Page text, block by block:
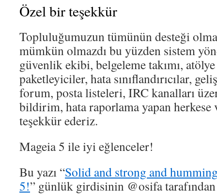
Özel bir teşekkür
Topluluğumuzun tümünün desteği
mümkün olmazdı bu yüzden sistem
güvenlik ekibi, belgeleme takımı,
paketleyiciler, hata sınıflandırıcılar,
forum, posta listeleri, IRC kanalları
bildirim, hata raporlama yapan herkese
teşekkür ederiz.
Mageia 5 ile iyi eğlenceler!
Bu yazı “Solid and strong and
5!” günlük girdisinin @osifa